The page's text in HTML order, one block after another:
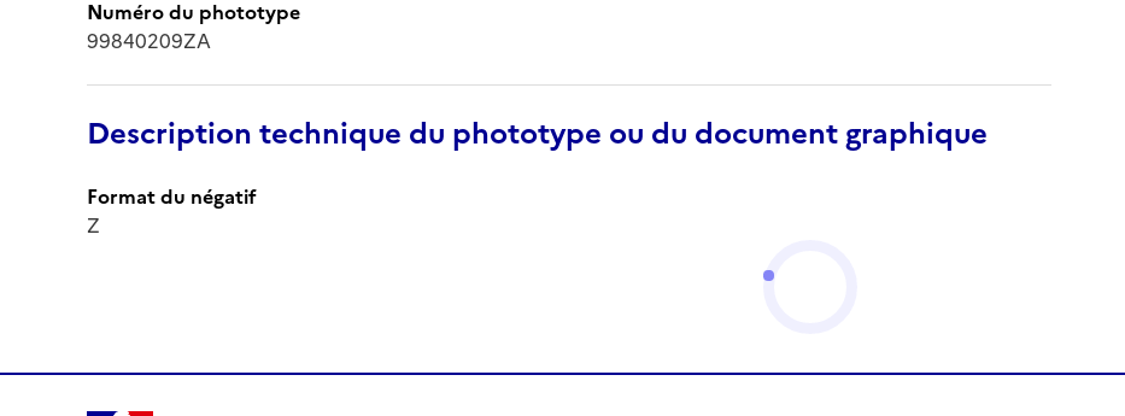
Numéro du phototype
99840209ZA
Description technique du phototype ou du document graphique
Format du négatif
Z